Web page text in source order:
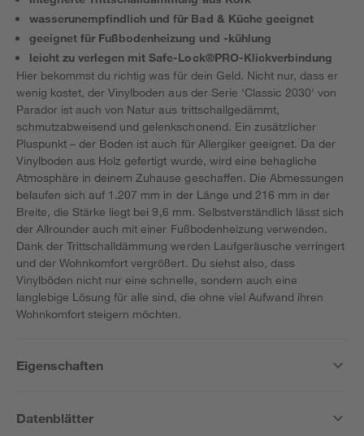
wasserunempfindlich und für Bad & Küche geeignet
geeignet für Fußbodenheizung und -kühlung
leicht zu verlegen mit Safe-Lock®PRO-Klickverbindung
Hier bekommst du richtig was für dein Geld. Nicht nur, dass er
wenig kostet, der Vinylboden aus der Serie 'Classic 2030' von
Parador ist auch von Natur aus trittschallgedämmt,
schmutzabweisend und gelenkschonend. Ein zusätzlicher
Pluspunkt – der Boden ist auch für Allergiker geeignet. Da der
Vinylboden aus Holz gefertigt wurde, wird eine behagliche
Atmosphäre in deinem Zuhause geschaffen. Die Abmessungen
belaufen sich auf 1.207 mm in der Länge und 216 mm in der
Breite, die Stärke liegt bei 9,6 mm. Selbstverständlich lässt sich
der Allrounder auch mit einer Fußbodenheizung verwenden.
Dank der Trittschalldämmung werden Laufgeräusche verringert
und der Wohnkomfort vergrößert. Du siehst also, dass
Vinylböden nicht nur eine schnelle, sondern auch eine
langlebige Lösung für alle sind, die ohne viel Aufwand ihren
Wohnkomfort steigern möchten.
Eigenschaften
Datenblätter